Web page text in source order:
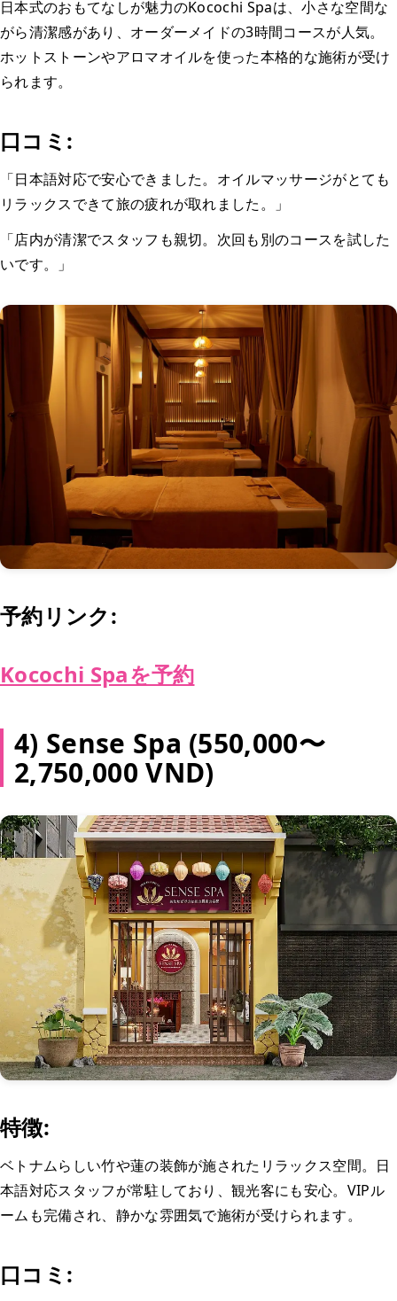
日本式のおもてなしが魅力のKocochi Spaは、小さな空間な
がら清潔感があり、オーダーメイドの3時間コースが人気。
ホットストーンやアロマオイルを使った本格的な施術が受け
られます。
口コミ:
「日本語対応で安心できました。オイルマッサージがとても
リラックスできて旅の疲れが取れました。」
「店内が清潔でスタッフも親切。次回も別のコースを試した
いです。」
予約リンク:
Kocochi Spaを予約
4) Sense Spa (550,000〜
2,750,000 VND)
特徴:
ベトナムらしい竹や蓮の装飾が施されたリラックス空間。日
本語対応スタッフが常駐しており、観光客にも安心。VIPル
ームも完備され、静かな雰囲気で施術が受けられます。
口コミ: